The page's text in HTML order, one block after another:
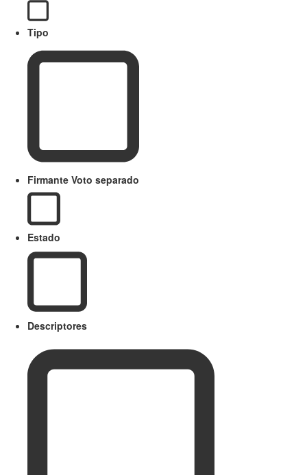
Tipo
Firmante Voto separado
Estado
Descriptores